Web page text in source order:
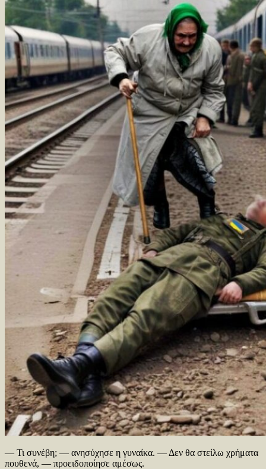
— Τι συνέβη; — ανησύχησε η γυναίκα. — Δεν θα στείλω χρήματα
πουθενά, — προειδοποίησε αμέσως.